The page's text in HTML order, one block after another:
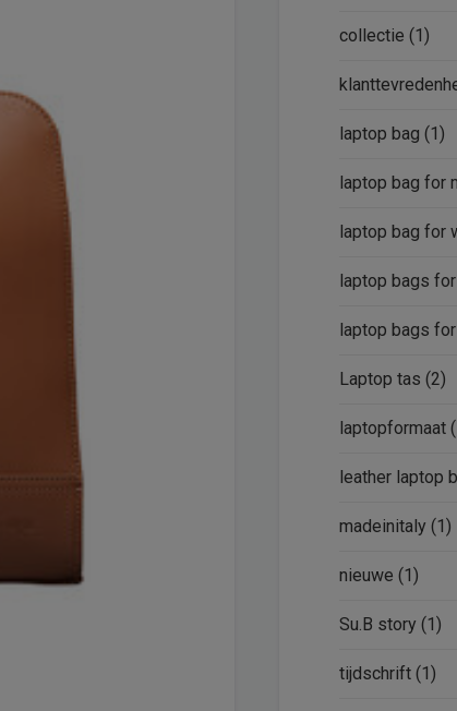
collectie (1)
laptop bag (1)
laptop bag for
laptop bag for
laptop bags
laptop bags
Laptop tas (2)
laptopformaat
leather laptop
madeinitaly (1)
nieuwe (1)
Su.B story (1)
tijdschrift (1)